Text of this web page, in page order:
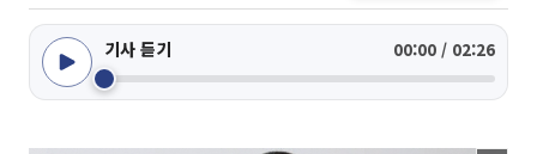
기사 듣기 00:00 / 02:26